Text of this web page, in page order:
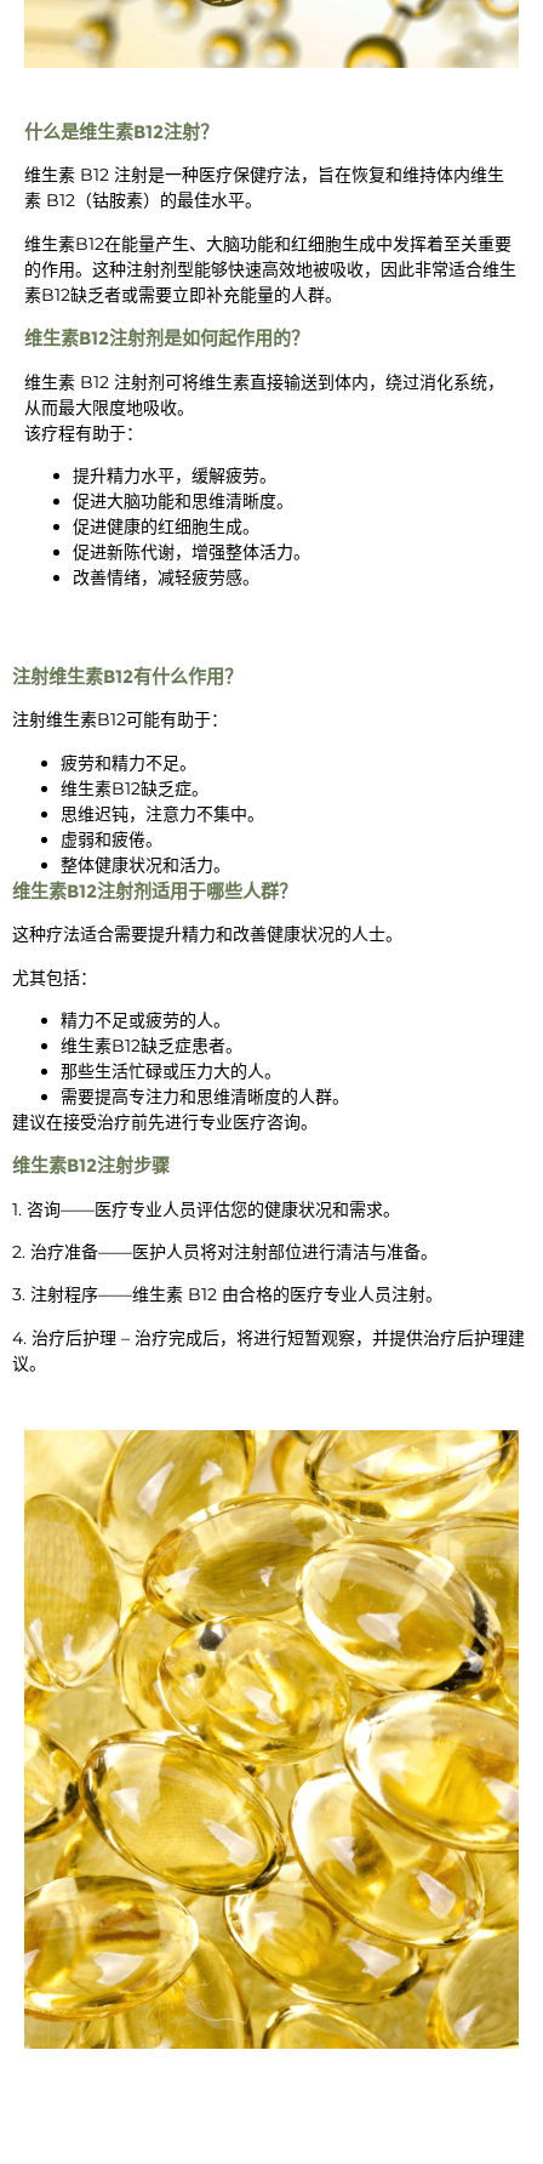
什么是维生素B12注射？
维生素 B12 注射是一种医疗保健疗法，旨在恢复和维持体内维生
素 B12（钴胺素）的最佳水平。
维生素B12在能量产生、大脑功能和红细胞生成中发挥着至关重要
的作用。这种注射剂型能够快速高效地被吸收，因此非常适合维生
素B12缺乏者或需要立即补充能量的人群。
维生素B12注射剂是如何起作用的？
维生素 B12 注射剂可将维生素直接输送到体内，绕过消化系统，
从而最大限度地吸收。
该疗程有助于：
提升精力水平，缓解疲劳。
促进大脑功能和思维清晰度。
促进健康的红细胞生成。
促进新陈代谢，增强整体活力。
改善情绪，减轻疲劳感。
注射维生素B12有什么作用？
注射维生素B12可能有助于：
疲劳和精力不足。
维生素B12缺乏症。
思维迟钝，注意力不集中。
虚弱和疲倦。
整体健康状况和活力。
维生素B12注射剂适用于哪些人群？
这种疗法适合需要提升精力和改善健康状况的人士。
尤其包括：
精力不足或疲劳的人。
维生素B12缺乏症患者。
那些生活忙碌或压力大的人。
需要提高专注力和思维清晰度的人群。
建议在接受治疗前先进行专业医疗咨询。
维生素B12注射步骤
1. 咨询——医疗专业人员评估您的健康状况和需求。
2. 治疗准备——医护人员将对注射部位进行清洁与准备。
3. 注射程序——维生素 B12 由合格的医疗专业人员注射。
4. 治疗后护理 – 治疗完成后，将进行短暂观察，并提供治疗后护理建
议。